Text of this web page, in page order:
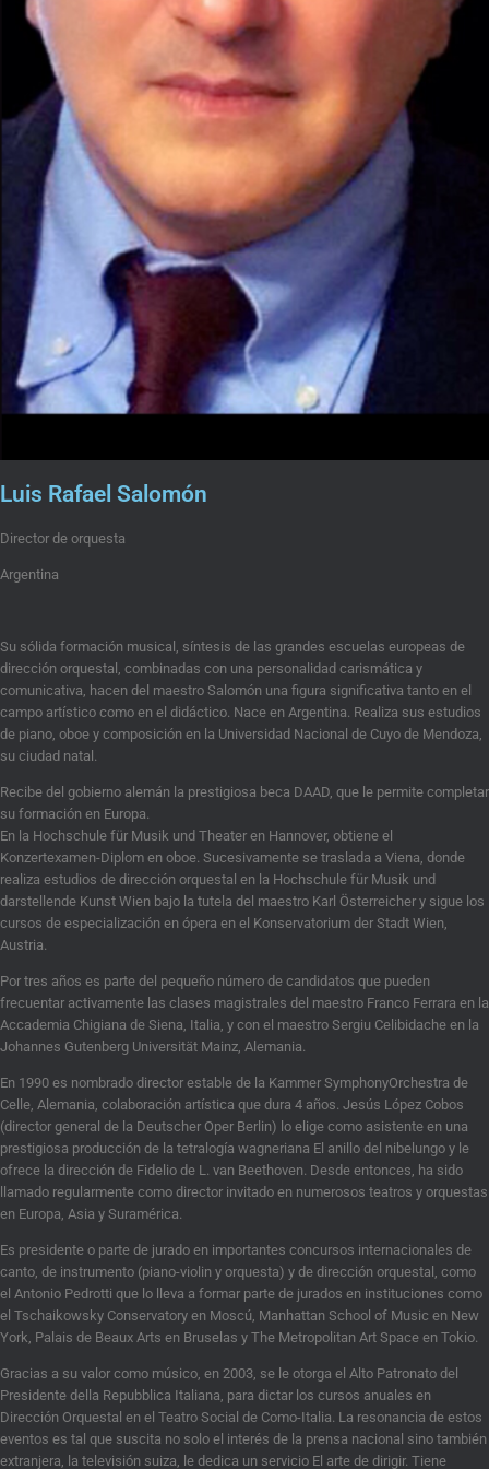
Luis Rafael Salomón
Director de orquesta
Argentina
Su sólida formación musical, síntesis de las grandes escuelas europeas de
dirección orquestal, combinadas con una personalidad carismática y
comunicativa, hacen del maestro Salomón una figura significativa tanto en el
campo artístico como en el didáctico. Nace en Argentina. Realiza sus estudios
de piano, oboe y composición en la Universidad Nacional de Cuyo de Mendoza,
su ciudad natal.
Recibe del gobierno alemán la prestigiosa beca DAAD, que le permite completar
su formación en Europa.
En la Hochschule für Musik und Theater en Hannover, obtiene el
Konzertexamen-Diplom en oboe. Sucesivamente se traslada a Viena, donde
realiza estudios de dirección orquestal en la Hochschule für Musik und
darstellende Kunst Wien bajo la tutela del maestro Karl Österreicher y sigue los
cursos de especialización en ópera en el Konservatorium der Stadt Wien,
Austria.
Por tres años es parte del pequeño número de candidatos que pueden
frecuentar activamente las clases magistrales del maestro Franco Ferrara en la
Accademia Chigiana de Siena, Italia, y con el maestro Sergiu Celibidache en la
Johannes Gutenberg Universität Mainz, Alemania.
En 1990 es nombrado director estable de la Kammer SymphonyOrchestra de
Celle, Alemania, colaboración artística que dura 4 años. Jesús López Cobos
(director general de la Deutscher Oper Berlin) lo elige como asistente en una
prestigiosa producción de la tetralogía wagneriana El anillo del nibelungo y le
ofrece la dirección de Fidelio de L. van Beethoven. Desde entonces, ha sido
llamado regularmente como director invitado en numerosos teatros y orquestas
en Europa, Asia y Suramérica.
Es presidente o parte de jurado en importantes concursos internacionales de
canto, de instrumento (piano-violin y orquesta) y de dirección orquestal, como
el Antonio Pedrotti que lo lleva a formar parte de jurados en instituciones como
el Tschaikowsky Conservatory en Moscú, Manhattan School of Music en New
York, Palais de Beaux Arts en Bruselas y The Metropolitan Art Space en Tokio.
Gracias a su valor como músico, en 2003, se le otorga el Alto Patronato del
Presidente della Repubblica Italiana, para dictar los cursos anuales en
Dirección Orquestal en el Teatro Social de Como-Italia. La resonancia de estos
eventos es tal que suscita no solo el interés de la prensa nacional sino también
extranjera, la televisión suiza, le dedica un servicio El arte de dirigir. Tiene